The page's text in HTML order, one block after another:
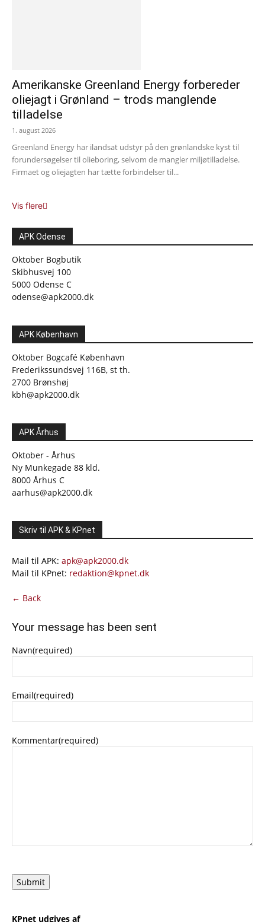
Amerikanske Greenland Energy forbereder
oliejagt i Grønland – trods manglende
tilladelse
1. august 2026
Greenland Energy har ilandsat udstyr på den grønlandske kyst til
forundersøgelser til olieboring, selvom de mangler miljøtilladelse.
Firmaet og oliejagten har tætte forbindelser til...
Vis flere
APK Odense
Oktober Bogbutik
Skibhusvej 100
5000 Odense C
odense@apk2000.dk
APK København
Oktober Bogcafé København
Frederikssundsvej 116B, st th.
2700 Brønshøj
kbh@apk2000.dk
APK Århus
Oktober - Århus
Ny Munkegade 88 kld.
8000 Århus C
aarhus@apk2000.dk
Skriv til APK & KPnet
Mail til APK: apk@apk2000.dk
Mail til KPnet: redaktion@kpnet.dk
← Back
Your message has been sent
Navn(required)
Email(required)
Kommentar(required)
Submit
KPnet udgives af